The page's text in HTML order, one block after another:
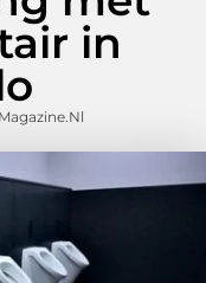
in